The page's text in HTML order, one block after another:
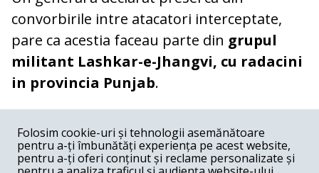
convorbirile intre atacatori interceptate,
pare ca acestia faceau parte din grupul
militant Lashkar-e-Jhangvi, cu radacini
in provincia Punjab.
COMENTARII
Nume
Folosim cookie-uri și tehnologii asemănătoare
pentru a-ți îmbunătăți experiența pe acest website,
pentru a-ți oferi conținut și reclame personalizate și